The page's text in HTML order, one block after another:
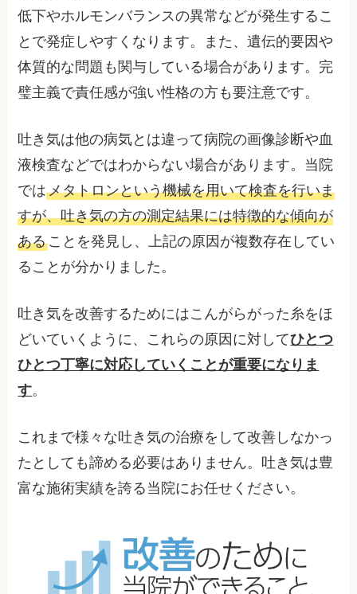
低下やホルモンバランスの異常などが発生するこ
とで発症しやすくなります。また、遺伝的要因や
体質的な問題も関与している場合があります。完
璧主義で責任感が強い性格の方も要注意です。
吐き気は他の病気とは違って病院の画像診断や血
液検査などではわからない場合があります。当院
ではメタトロンという機械を用いて検査を行いま
すが、吐き気の方の測定結果には特徴的な傾向が
あることを発見し、上記の原因が複数存在してい
ることが分かりました。
吐き気を改善するためにはこんがらがった糸をほ
どいていくように、これらの原因に対してひとつ
ひとつ丁寧に対応していくことが重要になりま
す。
これまで様々な吐き気の治療をして改善しなかっ
たとしても諦める必要はありません。吐き気は豊
富な施術実績を誇る当院にお任せください。